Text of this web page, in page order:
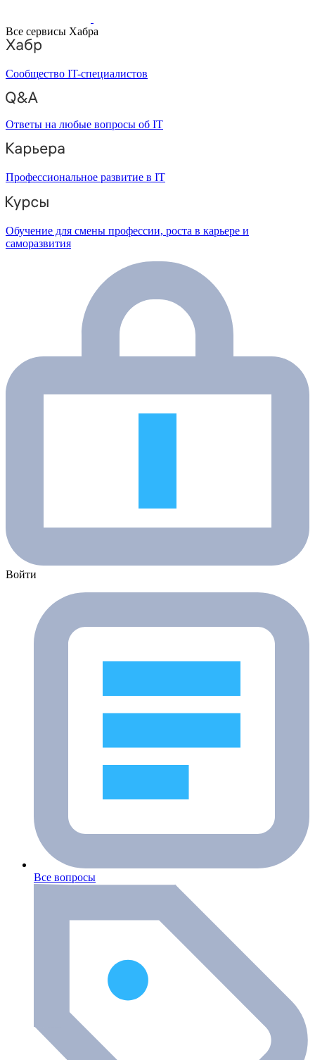
Все сервисы Хабра
Сообщество IT-специалистов
Ответы на любые вопросы об IT
Профессиональное развитие в IT
Обучение для смены профессии, роста в карьере и
саморазвития
Войти
Все вопросы